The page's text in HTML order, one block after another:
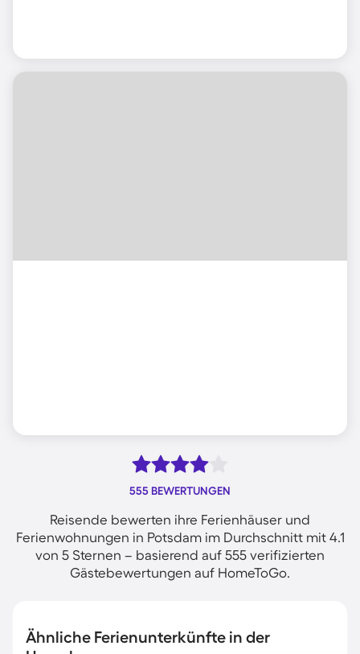
555 BEWERTUNGEN
Reisende bewerten ihre Ferienhäuser und
Ferienwohnungen in Potsdam im Durchschnitt mit 4.1
von 5 Sternen – basierend auf 555 verifizierten
Gästebewertungen auf HomeToGo.
Ähnliche Ferienunterkünfte in der